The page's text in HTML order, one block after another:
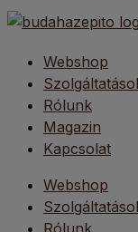
Webshop
Rólunk
Magazin
Kapcsolat
Webshop
Rólunk